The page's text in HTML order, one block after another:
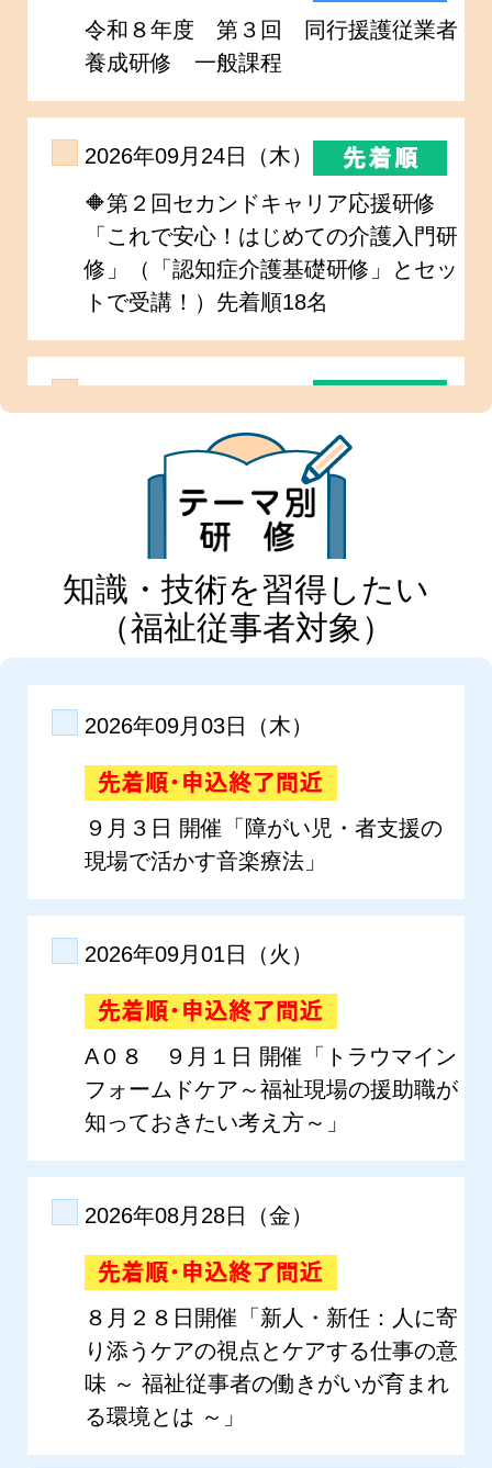
知識・技術を習得したい
（福祉従事者対象）